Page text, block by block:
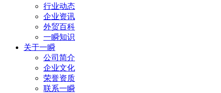
行业动态
企业资讯
外贸百科
一瞬知识
关于一瞬
公司简介
企业文化
荣誉资质
联系一瞬